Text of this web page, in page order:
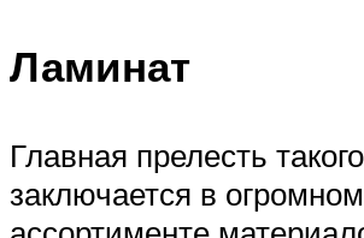
Ламинат
Главная прелесть
заключается в огромном